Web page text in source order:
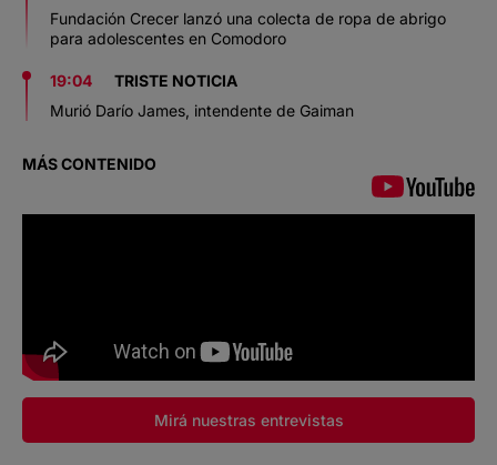
Fundación Crecer lanzó una colecta de ropa de abrigo
para adolescentes en Comodoro
19:04
TRISTE NOTICIA
Murió Darío James, intendente de Gaiman
MÁS CONTENIDO
Mirá nuestras entrevistas